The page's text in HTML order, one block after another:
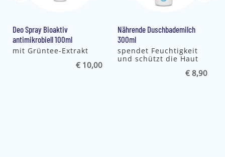
Deo Spray Bioaktiv
antimikrobiell 100ml
mit Grüntee-Extrakt
€ 10,00
Nährende Duschbademilch
300ml
spendet Feuchtigkeit
und schützt die Haut
€ 8,90